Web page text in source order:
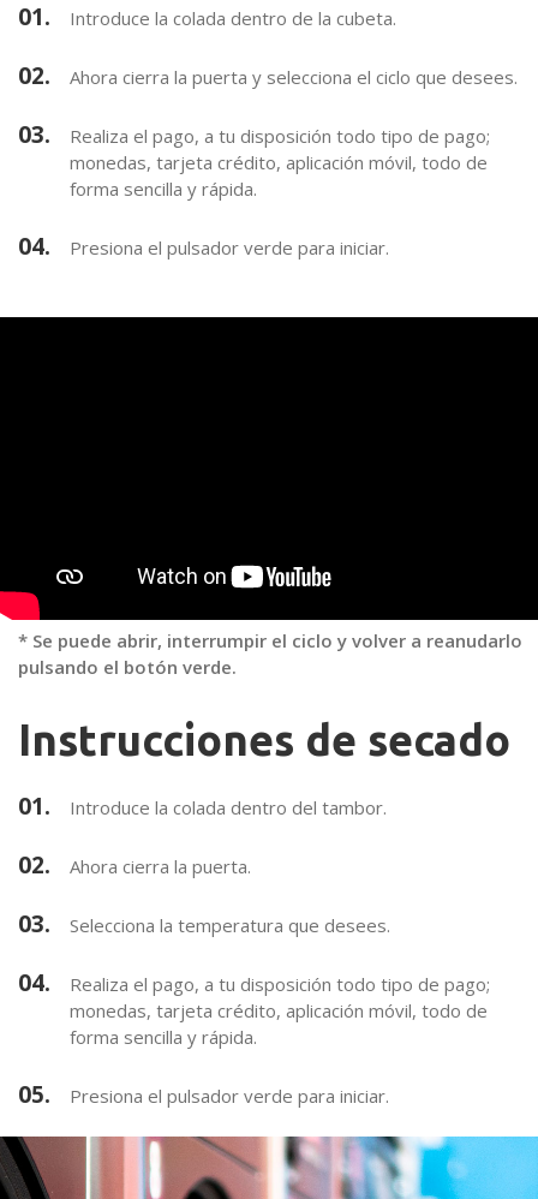
01. Introduce la colada dentro de la cubeta.
02. Ahora cierra la puerta y selecciona el ciclo que desees.
03.
Realiza el pago, a tu disposición todo tipo de pago;
monedas, tarjeta crédito, aplicación móvil, todo de
forma sencilla y rápida.
04. Presiona el pulsador verde para iniciar.
* Se puede abrir, interrumpir el ciclo y volver a reanudarlo
pulsando el botón verde.
Instrucciones de secado
01. Introduce la colada dentro del tambor.
02. Ahora cierra la puerta.
03. Selecciona la temperatura que desees.
04.
Realiza el pago, a tu disposición todo tipo de pago;
monedas, tarjeta crédito, aplicación móvil, todo de
forma sencilla y rápida.
05. Presiona el pulsador verde para iniciar.